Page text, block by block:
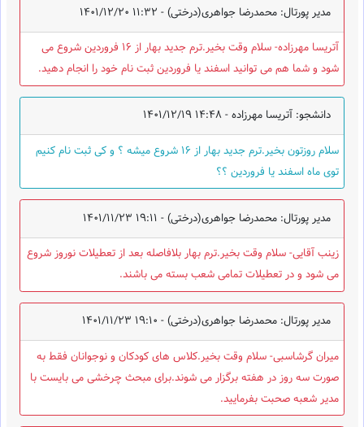
مدیر پورتال: محمدرضا جواهری(درختی) - 1401/12/20 11:32
آتریسا مهرزاده- سلام وقت بخیر.ترم جدید بهار از 16 فروردین شروع می
شود و شما هم می توانید اسفند یا فروردین ثبت نام خود را انجام دهید.
دانشجو: آتریسا مهرزاده -1401/12/19 14:48
سلام روزتون بخیر.ترم جدید بهار از ۱۶ شروع میشه ؟ و کی ثبت نام کنیم
توی ماه اسفند یا فروردین ؟؟
مدیر پورتال: محمدرضا جواهری(درختی) - 1401/11/23 19:11
زینب آقایی- سلام وقت بخیر.ترم بهار بلافاصله بعد از تعطیلات نوروز شروع
می شود و در تعطیلات تمامی شعب بسته می باشند.
مدیر پورتال: محمدرضا جواهری(درختی) - 1401/11/23 19:10
میران گرشاسبی- سلام وقت بخیر.کلاس های کودکان و نوجوانان فقط به
صورت سه روز در هفته برگزار می شوند.برای مبحث چرخشی می بایست با
مدیر شعبه صحبت بفرمایید.